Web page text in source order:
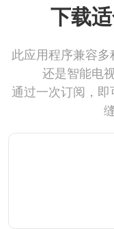
下载
此应用程序兼容
还是智能电
通过一次订阅，